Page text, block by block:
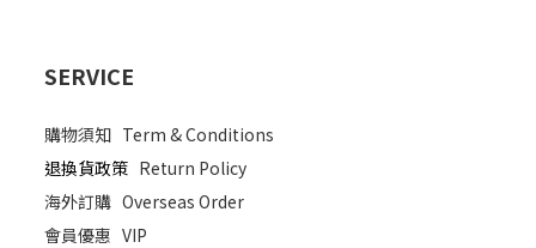
SERVICE
購物須知 Term & Conditions
退換貨政策 Return Policy
海外訂購 Overseas Order
會員優惠 VIP